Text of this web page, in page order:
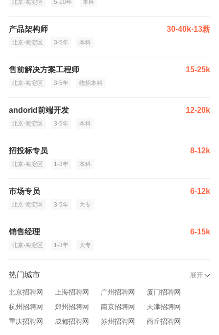
北京-海淀区 5-10年 本科
产品架构师 30-40k·13薪
北京-海淀区 3-5年 本科
售前解决方案工程师 15-25k
北京-海淀区 3-5年 统招本科
andorid前端开发 12-20k
北京-海淀区 3-5年 本科
招投标专员 8-12k
北京-海淀区 1-3年 本科
市场专员 6-12k
北京-海淀区 3-5年 大专
销售经理 6-15k
北京-海淀区 1-3年 大专
热门城市 展开
北京招聘网 上海招聘网 广州招聘网
厦门招聘网
杭州招聘网
郑州招聘网 南京招聘网
天津招聘网
重庆招聘网
成都招聘网 苏州招聘网
商丘招聘网